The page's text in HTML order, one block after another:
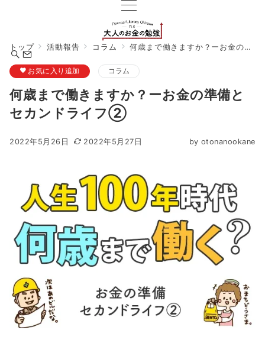
トップ 活動報告 コラム 何歳まで働きますか？ーお金の準備とセカンドライフ②
お気に入り追加 コラム
何歳まで働きますか？ーお金の準備と
セカンドライフ②
2022年5月26日 2022年5月27日 by otonanookane